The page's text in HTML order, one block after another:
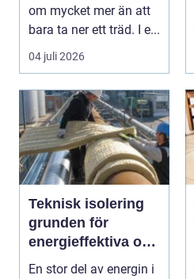
om mycket mer än att
bara ta ner ett träd. I e...
04 juli 2026
Teknisk isolering
grunden för
energieffektiva och
säkra byggnader
En stor del av energin i